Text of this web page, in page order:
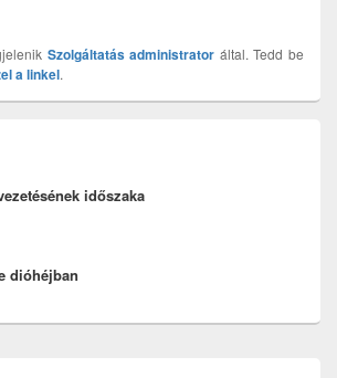
Szolgáltatás administrator által. Tedd be
a linkel.
időszaka
dióhéjban